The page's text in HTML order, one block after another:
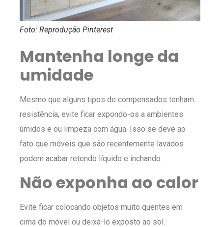
Foto: Reprodução Pinterest
Mantenha longe da
umidade
Mesmo que alguns tipos de compensados tenham
resistência, evite ficar expondo-os a ambientes
úmidos e ou limpeza com água. Isso se deve ao
fato que móveis que são recentemente lavados
podem acabar retendo líquido e inchando.
Não exponha ao calor
Evite ficar colocando objetos muito quentes em
cima do móvel ou deixá-lo exposto ao sol.